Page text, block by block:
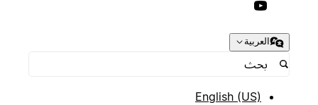
العربية
English (US)